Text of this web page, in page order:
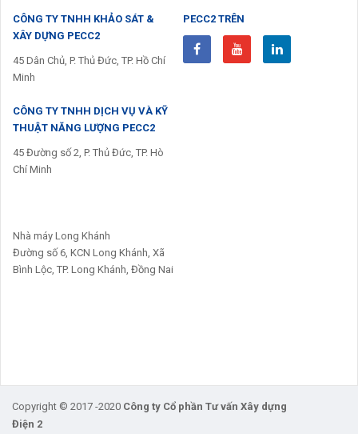
CÔNG TY TNHH KHẢO SÁT &
XÂY DỰNG PECC2
45 Dân Chủ, P. Thủ Đức, TP. Hồ Chí
Minh
CÔNG TY TNHH DỊCH VỤ VÀ KỸ
THUẬT NĂNG LƯỢNG PECC2
45 Đường số 2, P. Thủ Đức, TP. Hò
Chí Minh
Nhà máy Long Khánh
Đường số 6, KCN Long Khánh, Xã
Bình Lộc, TP. Long Khánh, Đồng Nai
PECC2 TRÊN
Copyright © 2017 -2020 Công ty Cổ phần Tư vấn Xây dựng
Điện 2